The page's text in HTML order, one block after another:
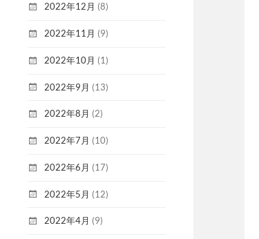
2022年12月 (8)
2022年11月 (9)
2022年10月 (1)
2022年9月 (13)
2022年8月 (2)
2022年7月 (10)
2022年6月 (17)
2022年5月 (12)
2022年4月 (9)